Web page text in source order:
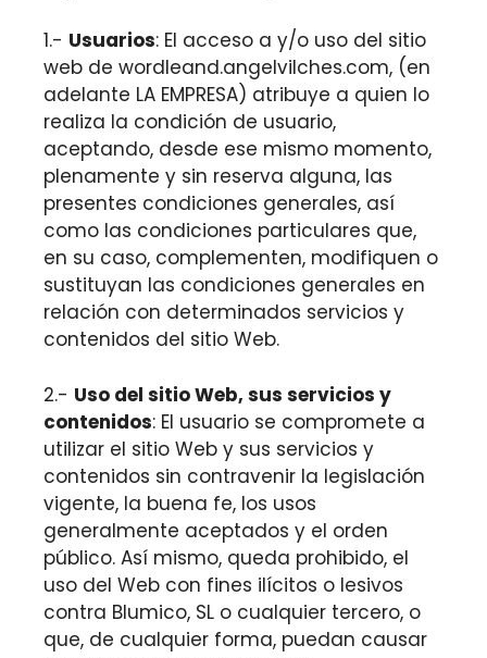
1.- Usuarios: El acceso a y/o uso del sitio
web de wordleand.angelvilches.com, (en
adelante LA EMPRESA) atribuye a quien lo
realiza la condición de usuario,
aceptando, desde ese mismo momento,
plenamente y sin reserva alguna, las
presentes condiciones generales, así
como las condiciones particulares que,
en su caso, complementen, modifiquen o
sustituyan las condiciones generales en
relación con determinados servicios y
contenidos del sitio Web.
2.- Uso del sitio Web, sus servicios y
contenidos: El usuario se compromete a
utilizar el sitio Web y sus servicios y
contenidos sin contravenir la legislación
vigente, la buena fe, los usos
generalmente aceptados y el orden
público. Así mismo, queda prohibido, el
uso del Web con fines ilícitos o lesivos
contra Blumico, SL o cualquier tercero, o
que, de cualquier forma, puedan causar